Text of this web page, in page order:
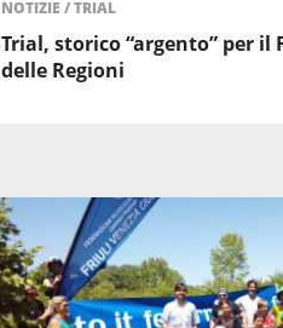
NOTIZIE /TRIAL
Trial, storico “argento” per il
delle Regioni